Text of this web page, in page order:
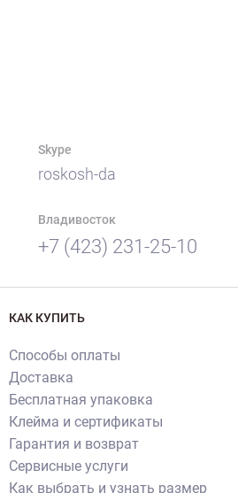
Skype
roskosh-da
Владивосток
+7 (423) 231-25-10
КАК КУПИТЬ
Способы оплаты
Доставка
Бесплатная упаковка
Клейма и сертификаты
Гарантия и возврат
Сервисные услуги
Как выбрать и узнать размер